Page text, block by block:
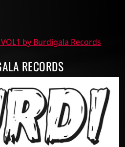
by Burdigala Records
RECORDS